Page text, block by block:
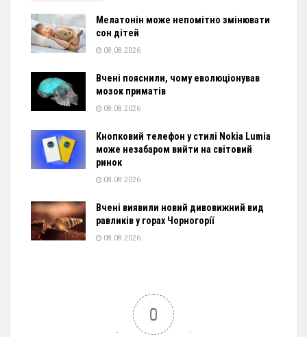
Мелатонін може непомітно змінювати
сон дітей
08.08.2026
Вчені пояснили, чому еволюціонував
мозок приматів
08.08.2026
Кнопковий телефон у стилі Nokia Lumia
може незабаром вийти на світовий
ринок
08.08.2026
Вчені виявили новий дивовижний вид
равликів у горах Чорногорії
08.08.2026
0